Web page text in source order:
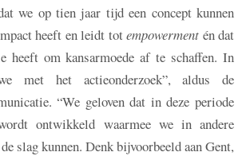
we op tien jaar tijd een concept kunnen
heeft en leidt totempowerment én dat
heeft om kansarmoede af te schaffen. In
met het actieonderzoek”, aldus de
“We geloven dat in deze periode
ontwikkeld waarmee we in andere
slag kunnen. Denk bijvoorbeeld aan Gent,